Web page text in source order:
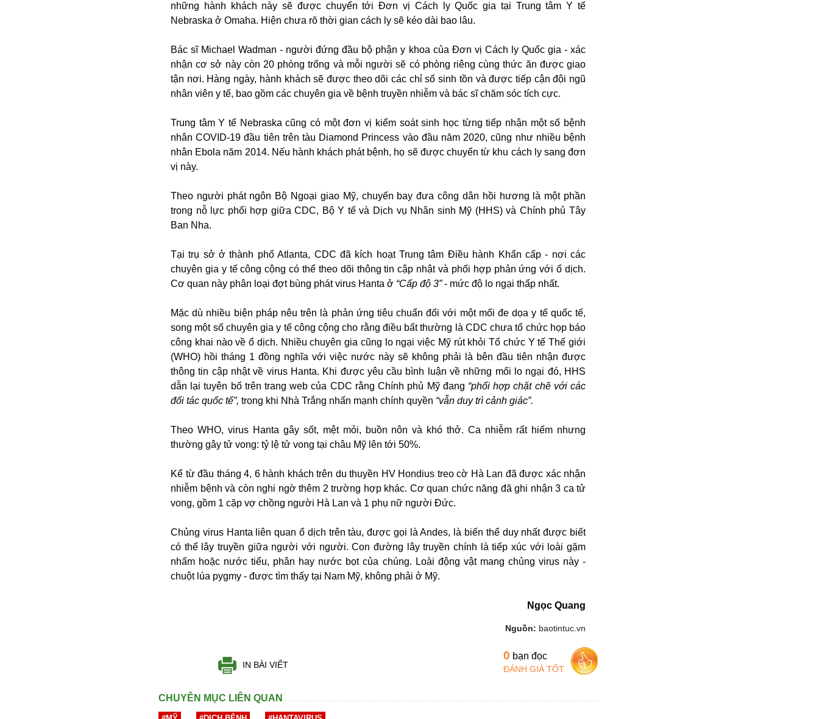
những hành khách này sẽ được chuyển tới Đơn vị Cách ly Quốc gia tại Trung tâm Y tế
Nebraska ở Omaha. Hiện chưa rõ thời gian cách ly sẽ kéo dài bao lâu.
Bác sĩ Michael Wadman - người đứng đầu bộ phận y khoa của Đơn vị Cách ly Quốc gia - xác
nhận cơ sở này còn 20 phòng trống và mỗi người sẽ có phòng riêng cùng thức ăn được giao
tận nơi. Hàng ngày, hành khách sẽ được theo dõi các chỉ số sinh tồn và được tiếp cận đội ngũ
nhân viên y tế, bao gồm các chuyên gia về bệnh truyền nhiễm và bác sĩ chăm sóc tích cực.
Trung tâm Y tế Nebraska cũng có một đơn vị kiểm soát sinh học từng tiếp nhận một số bệnh
nhân COVID-19 đầu tiên trên tàu Diamond Princess vào đầu năm 2020, cũng như nhiều bệnh
nhân Ebola năm 2014. Nếu hành khách phát bệnh, họ sẽ được chuyển từ khu cách ly sang đơn
vị này.
Theo người phát ngôn Bộ Ngoại giao Mỹ, chuyến bay đưa công dân hồi hương là một phần
trong nỗ lực phối hợp giữa CDC, Bộ Y tế và Dịch vụ Nhân sinh Mỹ (HHS) và Chính phủ Tây
Ban Nha.
Tại trụ sở ở thành phố Atlanta, CDC đã kích hoạt Trung tâm Điều hành Khẩn cấp - nơi các
chuyên gia y tế công cộng có thể theo dõi thông tin cập nhật và phối hợp phản ứng với ổ dịch.
Cơ quan này phân loại đợt bùng phát virus Hanta ở “Cấp độ 3”- mức độ lo ngại thấp nhất.
Mặc dù nhiều biện pháp nêu trên là phản ứng tiêu chuẩn đối với một mối đe dọa y tế quốc tế,
song một số chuyên gia y tế công cộng cho rằng điều bất thường là CDC chưa tổ chức họp báo
công khai nào về ổ dịch. Nhiều chuyên gia cũng lo ngại việc Mỹ rút khỏi Tổ chức Y tế Thế giới
(WHO) hồi tháng 1 đồng nghĩa với việc nước này sẽ không phải là bên đầu tiên nhận được
thông tin cập nhật về virus Hanta. Khi được yêu cầu bình luận về những mối lo ngại đó, HHS
dẫn lại tuyên bố trên trang web của CDC rằng Chính phủ Mỹ đang “phối hợp chặt chẽ với các
đối tác quốc tế”, trong khi Nhà Trắng nhấn mạnh chính quyền “vẫn duy trì cảnh giác”.
Theo WHO, virus Hanta gây sốt, mệt mỏi, buồn nôn và khó thở. Ca nhiễm rất hiếm nhưng
thường gây tử vong: tỷ lệ tử vong tại châu Mỹ lên tới 50%.
Kể từ đầu tháng 4, 6 hành khách trên du thuyền HV Hondius treo cờ Hà Lan đã được xác nhận
nhiễm bệnh và còn nghi ngờ thêm 2 trường hợp khác. Cơ quan chức năng đã ghi nhận 3 ca tử
vong, gồm 1 cặp vợ chồng người Hà Lan và 1 phụ nữ người Đức.
Chủng virus Hanta liên quan ổ dịch trên tàu, được gọi là Andes, là biến thể duy nhất được biết
có thể lây truyền giữa người với người. Con đường lây truyền chính là tiếp xúc với loài gặm
nhấm hoặc nước tiểu, phân hay nước bọt của chúng. Loài động vật mang chủng virus này -
chuột lúa pygmy - được tìm thấy tại Nam Mỹ, không phải ở Mỹ.
Ngọc Quang
Nguồn: baotintuc.vn
IN BÀI VIẾT
0 bạn đọc
ĐÁNH GIÁ TỐT
CHUYÊN MỤC LIÊN QUAN